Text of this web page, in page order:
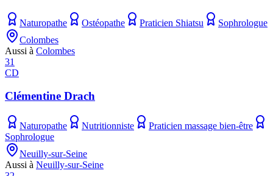
Naturopathe Ostéopathe Praticien Shiatsu
Sophrologue
Colombes
Aussi à Colombes
31
CD
Clémentine Drach
Naturopathe Nutritionniste
Praticien massage bien-être
Sophrologue
Neuilly-sur-Seine
Aussi à Neuilly-sur-Seine